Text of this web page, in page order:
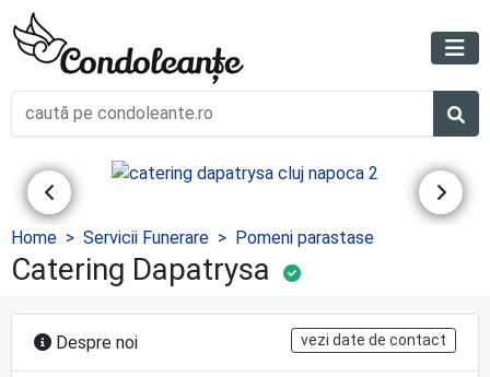
Home Servicii Funerare Pomeni parastase
Catering Dapatrysa
Despre noi vezi date de contact